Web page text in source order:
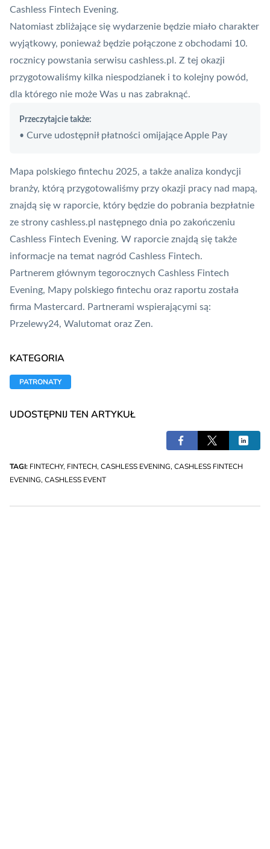
Cashless Fintech Evening.
Natomiast zbliżające się wydarzenie będzie miało charakter
wyjątkowy, ponieważ będzie połączone z obchodami 10.
rocznicy powstania serwisu cashless.pl. Z tej okazji
przygotowaliśmy kilka niespodzianek i to kolejny powód,
dla którego nie może Was u nas zabraknąć.
Przeczytajcie także:
• Curve udostępnił płatności omijające Apple Pay
Mapa polskiego fintechu 2025, a także analiza kondycji
branży, którą przygotowaliśmy przy okazji pracy nad mapą,
znajdą się w raporcie, który będzie do pobrania bezpłatnie
ze strony cashless.pl następnego dnia po zakończeniu
Cashless Fintech Evening. W raporcie znajdą się także
informacje na temat nagród Cashless Fintech.
Partnerem głównym tegorocznych Cashless Fintech
Evening, Mapy polskiego fintechu oraz raportu została
firma Mastercard. Partnerami wspierającymi są:
Przelewy24, Walutomat oraz Zen.
KATEGORIA
PATRONATY
UDOSTĘPNIJ TEN ARTYKUŁ
TAGI: FINTECHY, FINTECH, CASHLESS EVENING, CASHLESS FINTECH
EVENING, CASHLESS EVENT